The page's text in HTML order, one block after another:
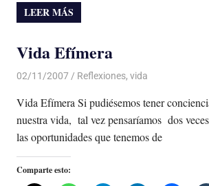
LEER MÁS
Vida Efímera
02/11/2007 Luis Castellanos
Reflexiones, vida
Vida Efímera Si pudiésemos tener
nuestra vida, tal vez pensaríamos dos
las oportunidades que tenemos de
Comparte esto: